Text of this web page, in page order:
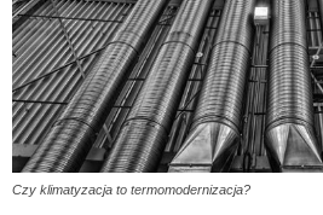
Czy klimatyzacja to termomodernizacja?